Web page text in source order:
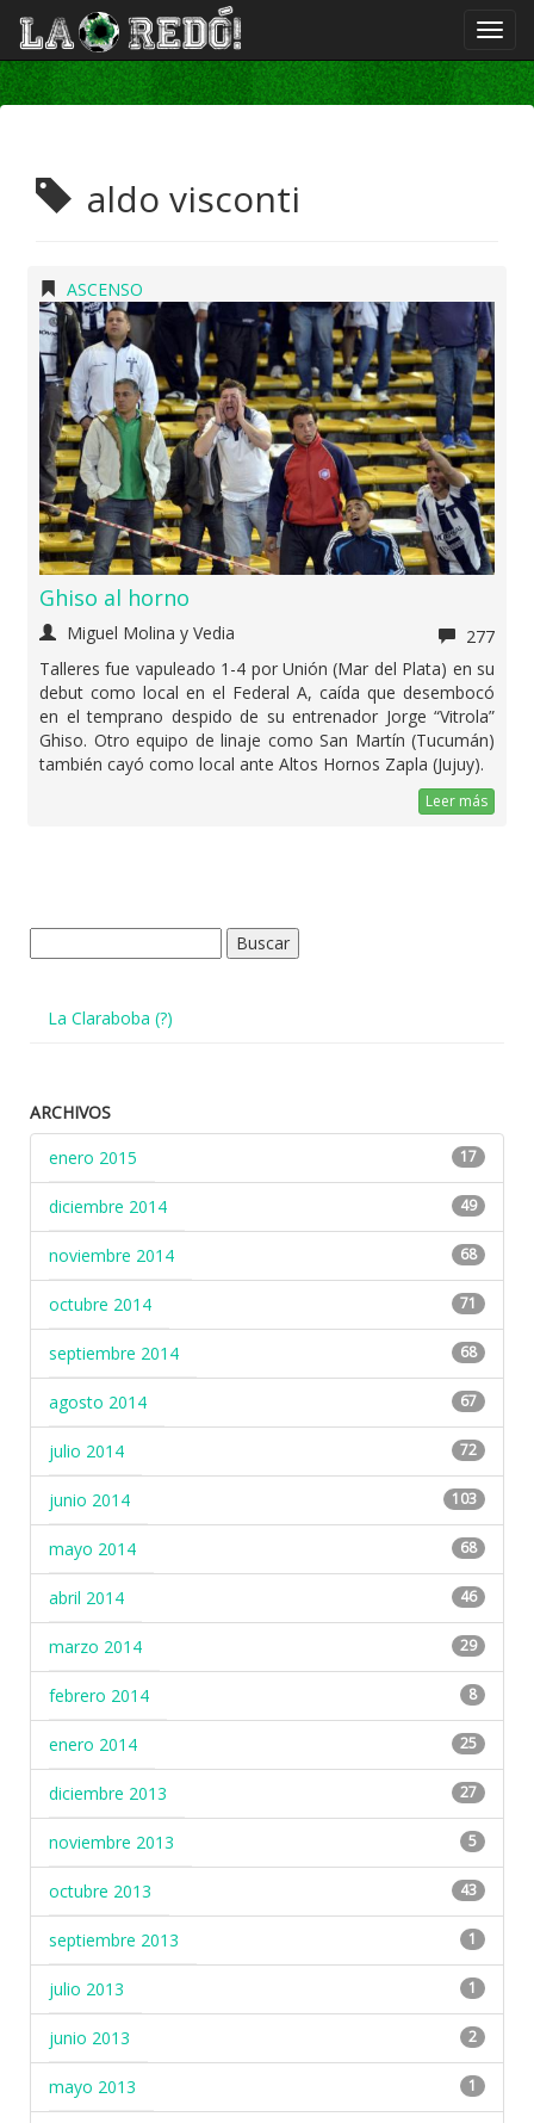
aldo visconti
ASCENSO
Ghiso al horno
Miguel Molina y Vedia
277
Talleres fue vapuleado 1-4 por Unión (Mar del Plata) en su
debut como local en el Federal A, caída que desembocó
en el temprano despido de su entrenador Jorge “Vitrola”
Ghiso. Otro equipo de linaje como San Martín (Tucumán)
también cayó como local ante Altos Hornos Zapla (Jujuy).
Leer más
La Claraboba (?)
ARCHIVOS
enero 2015
17
diciembre 2014 49
noviembre 2014 68
octubre 2014 71
septiembre 2014 68
agosto 2014 67
julio 2014 72
junio 2014 103
mayo 2014 68
abril 2014 46
marzo 2014 29
febrero 2014 8
enero 2014 25
diciembre 2013 27
noviembre 2013 5
octubre 2013 43
septiembre 2013 1
julio 2013 1
junio 2013 2
mayo 2013 1